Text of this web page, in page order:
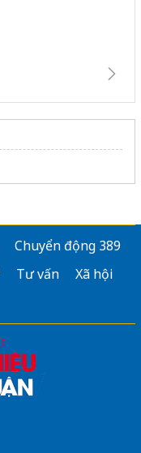
Chuyển động 389
Tư vấn
Xã hội